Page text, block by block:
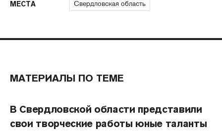
МЕСТА Свердловская область
МАТЕРИАЛЫ ПО ТЕМЕ
В Свердловской области представили
свои творческие работы юные таланты